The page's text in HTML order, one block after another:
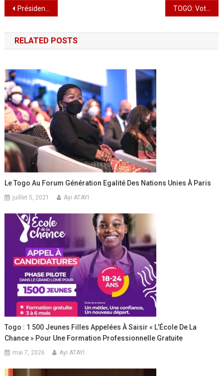
Navigation
de
l’article
Présidentielle 2020 : Environ 4000 observateurs seront déployés dans les bureaux de vote par la cour constitutionnelle TOGO: Vote par anticipation;Les forces de sécurité et de défense étaient aux urnes ce mercredi
RELATED POSTS
Le Togo Au Forum Génération Egalité Des Nations Unies À Paris
juillet 5, 2021 Ayi ATAYI
Togo : 1 500 Jeunes Filles Appelées À Saisir « L’École De La
Chance » Pour Une Formation Professionnelle Gratuite
mai 7, 2026 Ayi ATAYI